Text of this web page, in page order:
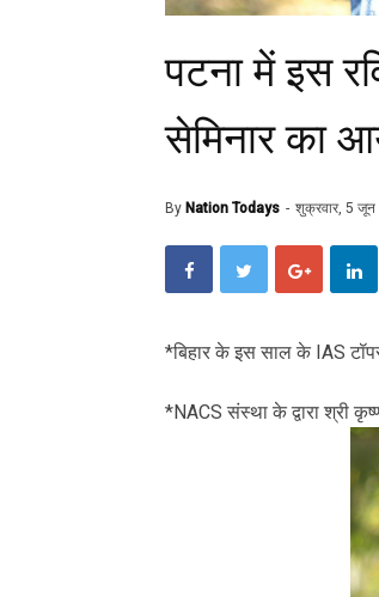
पटना में इस
सेमिनार का
By Nation Todays शुक्रवार, 5
*बिहार के इस साल के IAS
*NACS संस्था के द्वारा श्री